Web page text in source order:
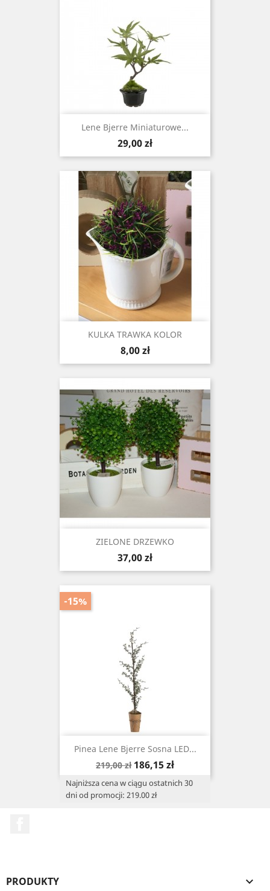
Lene Bjerre Miniaturowe...
Cena
29,00 zł
KULKA TRAWKA KOLOR
Cena
8,00 zł
ZIELONE DRZEWKO
Cena
37,00 zł
Pinea Lene Bjerre Sosna LED...
Cena
219,00 zł Cena
186,15 zł
Najniższa cena w ciągu ostatnich 30
dni od promocji: 219.00 zł
-15%
PRODUKTY 